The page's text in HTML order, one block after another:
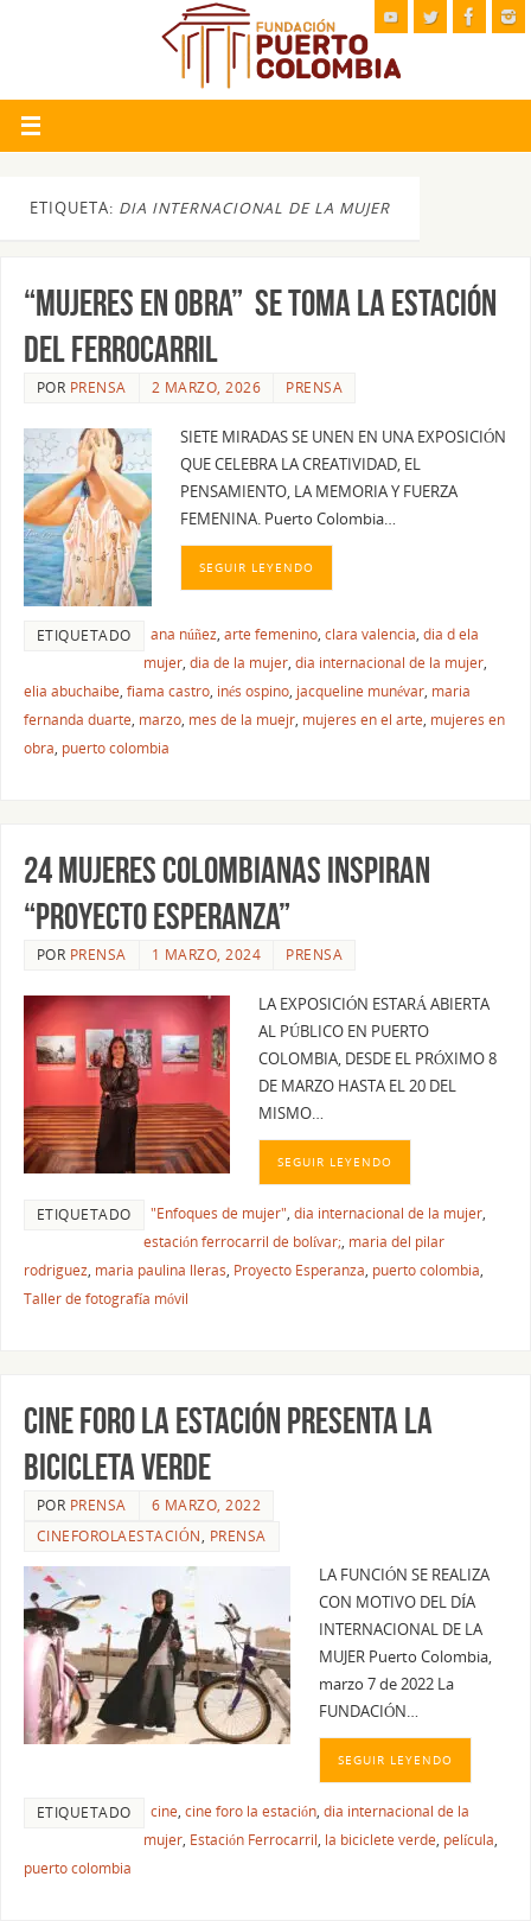
ETIQUETA: DIA INTERNACIONAL DE LA MUJER
“MUJERES EN OBRA” SE TOMA LA ESTACIÓN
DEL FERROCARRIL
POR PRENSA 2 MARZO, 2026 PRENSA
SIETE MIRADAS SE UNEN EN UNA EXPOSICIÓN
QUE CELEBRA LA CREATIVIDAD, EL
PENSAMIENTO, LA MEMORIA Y FUERZA
FEMENINA. Puerto Colombia…
SEGUIR LEYENDO
ETIQUETADO ana núñez, arte femenino, clara valencia, dia d ela
mujer, dia de la mujer, dia internacional de la mujer,
elia abuchaibe, fiama castro, inés ospino, jacqueline munévar, maria
fernanda duarte, marzo, mes de la muejr, mujeres en el arte, mujeres en
obra, puerto colombia
24 MUJERES COLOMBIANAS INSPIRAN
“PROYECTO ESPERANZA”
POR PRENSA 1 MARZO, 2024 PRENSA
LA EXPOSICIÓN ESTARÁ ABIERTA
AL PÚBLICO EN PUERTO
COLOMBIA, DESDE EL PRÓXIMO 8
DE MARZO HASTA EL 20 DEL
MISMO…
SEGUIR LEYENDO
ETIQUETADO "Enfoques de mujer", dia internacional de la mujer,
estación ferrocarril de bolívar;, maria del pilar
rodriguez, maria paulina lleras, Proyecto Esperanza, puerto colombia,
Taller de fotografía móvil
CINE FORO LA ESTACIÓN PRESENTA LA
BICICLETA VERDE
POR PRENSA
6 MARZO, 2022
CINEFOROLAESTACIÓN, PRENSA
LA FUNCIÓN SE REALIZA
CON MOTIVO DEL DÍA
INTERNACIONAL DE LA
MUJER Puerto Colombia,
marzo 7 de 2022 La
FUNDACIÓN…
SEGUIR LEYENDO
ETIQUETADO cine, cine foro la estación, dia internacional de la
mujer, Estación Ferrocarril, la biciclete verde, película,
puerto colombia